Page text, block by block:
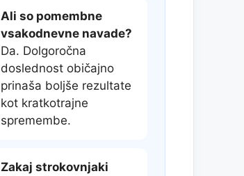
Ali so pomembne
vsakodnevne navade?
Da. Dolgoročna
doslednost običajno
prinaša boljše rezultate
kot kratkotrajne
spremembe.
Zakaj strokovnjaki